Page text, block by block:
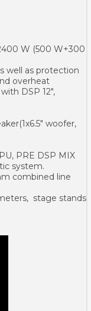
W (500 W+300
well as protection
overheat
DSP 12",
woofer,
PRE DSP MIX
system.
combined line
stage stands